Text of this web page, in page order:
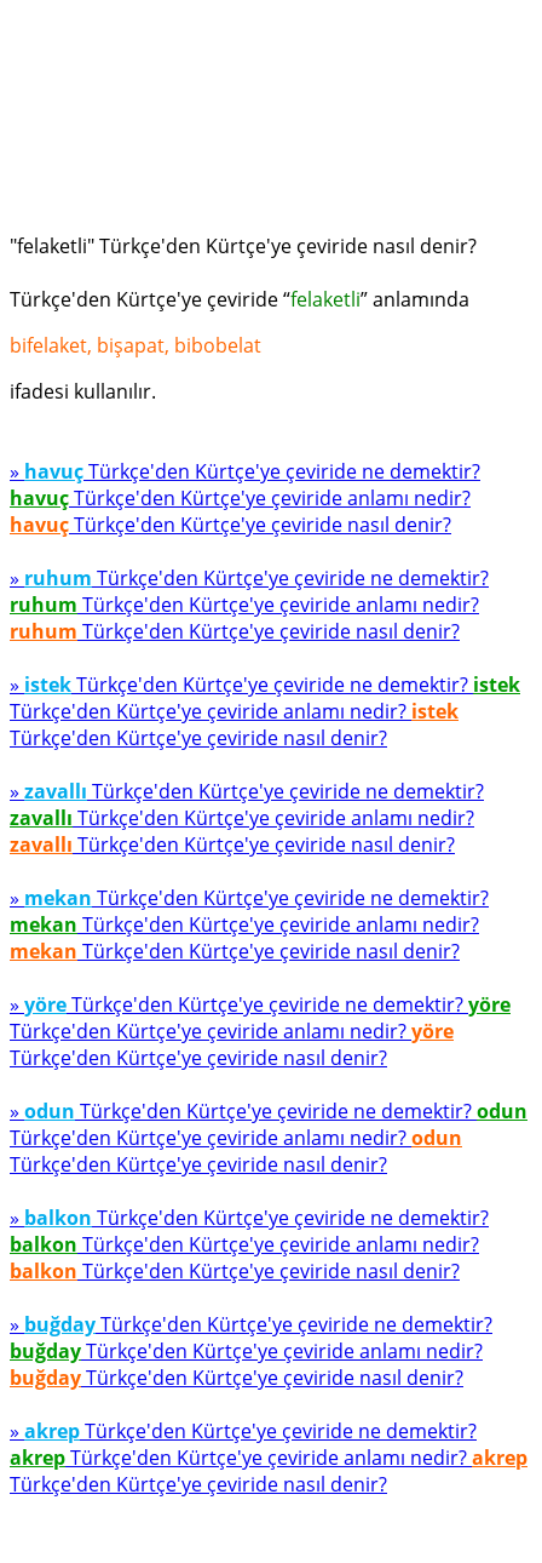
"felaketli" Türkçe'den Kürtçe'ye çeviride nasıl denir?
Türkçe'den Kürtçe'ye çeviride “felaketli” anlamında
bifelaket, bişapat, bibobelat
ifadesi kullanılır.
» havuçTürkçe'den Kürtçe'ye çeviride ne demektir?
havuçTürkçe'den Kürtçe'ye çeviride anlamı nedir?
havuçTürkçe'den Kürtçe'ye çeviride nasıl denir?
» ruhum Türkçe'den Kürtçe'ye çeviride ne demektir?
ruhum Türkçe'den Kürtçe'ye çeviride anlamı nedir?
ruhum Türkçe'den Kürtçe'ye çeviride nasıl denir?
» istekTürkçe'den Kürtçe'ye çeviride ne demektir? istek
Türkçe'den Kürtçe'ye çeviride anlamı nedir? istek
Türkçe'den Kürtçe'ye çeviride nasıl denir?
» zavallı Türkçe'den Kürtçe'ye çeviride ne demektir?
zavallı Türkçe'den Kürtçe'ye çeviride anlamı nedir?
zavallı Türkçe'den Kürtçe'ye çeviride nasıl denir?
» mekan Türkçe'den Kürtçe'ye çeviride ne demektir?
mekan Türkçe'den Kürtçe'ye çeviride anlamı nedir?
mekan Türkçe'den Kürtçe'ye çeviride nasıl denir?
» yöreTürkçe'den Kürtçe'ye çeviride ne demektir?yöre
Türkçe'den Kürtçe'ye çeviride anlamı nedir?yöre
Türkçe'den Kürtçe'ye çeviride nasıl denir?
» odun Türkçe'den Kürtçe'ye çeviride ne demektir?odun
Türkçe'den Kürtçe'ye çeviride anlamı nedir?odun
Türkçe'den Kürtçe'ye çeviride nasıl denir?
» balkon Türkçe'den Kürtçe'ye çeviride ne demektir?
balkon Türkçe'den Kürtçe'ye çeviride anlamı nedir?
balkon Türkçe'den Kürtçe'ye çeviride nasıl denir?
» buğdayTürkçe'den Kürtçe'ye çeviride ne demektir?
buğdayTürkçe'den Kürtçe'ye çeviride anlamı nedir?
buğdayTürkçe'den Kürtçe'ye çeviride nasıl denir?
» akrepTürkçe'den Kürtçe'ye çeviride ne demektir?
akrepTürkçe'den Kürtçe'ye çeviride anlamı nedir?akrep
Türkçe'den Kürtçe'ye çeviride nasıl denir?